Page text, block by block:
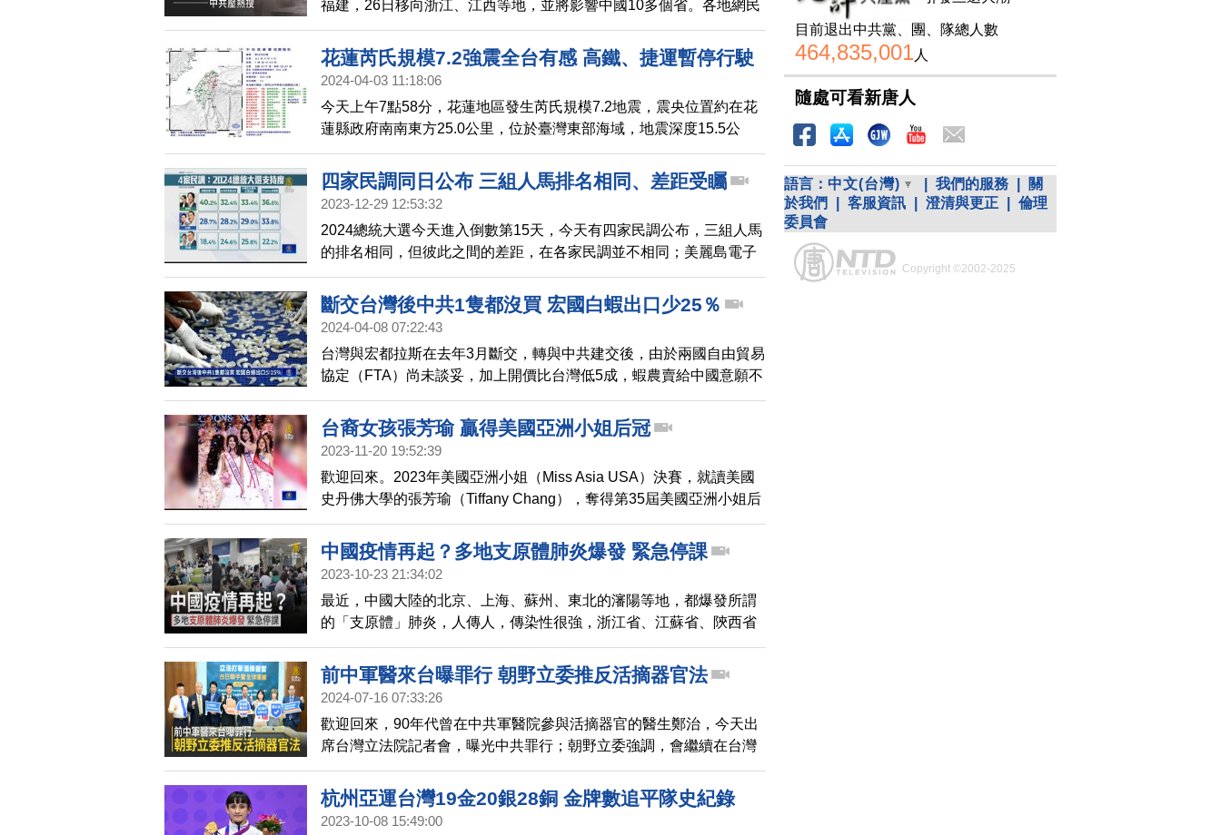
福建，26日移向浙江、江西等地，並將影響中國10多個省。各地網民
展示颱風造成的慘況，但中共淡化消息。來看詳情：
花蓮芮氏規模7.2強震全台有感 高鐵、捷運暫停行駛
2024-04-03 11:18:06
今天上午7點58分，花蓮地區發生芮氏規模7.2地震，震央位置約在花
蓮縣政府南南東方25.0公里，位於臺灣東部海域，地震深度15.5公
里。
四家民調同日公布 三組人馬排名相同、差距受矚
2023-12-29 12:53:32
2024總統大選今天進入倒數第15天，今天有四家民調公布，三組人馬
的排名相同，但彼此之間的差距，在各家民調並不相同；美麗島電子
報的數據指出，賴蕭配支持度為40.2％，侯趙配以28.7％居次，雙方
差距達11.5個百分點，柯吳配支持度為18.4％；另外，台灣民意基金
會的數據指出，賴蕭配支持度三成二，贏侯趙配四個百分點左右；而
另外《ETtoday》數據指出，賴蕭配以36.6％領先，侯趙配33.8％緊追
在後，雙方差距在3%的誤差範圍內，柯吳配則是以22.
斷交台灣後中共1隻都沒買 宏國白蝦出口少25％
2024-04-08 07:22:43
台灣與宏都拉斯在去年3月斷交，轉與中共建交後，由於兩國自由貿易
協定（FTA）尚未談妥，加上開價比台灣低5成，蝦農賣給中國意願不
高，加上台宏外交關係生變後，出口到台灣的白蝦必須課徵20%的關
稅，墨西哥對宏國蝦祭出禁令，宏都拉斯國家水產養殖者協會
（Andah）最新統計顯示，2024年第一季白蝦出口量為1697.6萬磅，
台裔女孩張芳瑜 贏得美國亞洲小姐后冠
2023-11-20 19:52:39
歡迎回來。2023年美國亞洲小姐（Miss Asia USA）決賽，就讀美國
史丹佛大學的張芳瑜（Tiffany Chang），奪得第35屆美國亞洲小姐后
冠。20歲的張芳瑜，代表台灣參賽，身上披的彩帶寫著Taiwan，穿著
類似古代漢服的服裝，她是台灣移民第二代，曾獲選2022台美小姐，
這次在亞洲小姐比賽中榮獲四個獎項。現場有上百名台僑，手舉中華
殊意義，希望透過這次的勝利能夠突顯台灣的地位。
中國疫情再起？多地支原體肺炎爆發 緊急停課
2023-10-23 21:34:02
最近，中國大陸的北京、上海、蘇州、東北的瀋陽等地，都爆發所謂
的「支原體」肺炎，人傳人，傳染性很強，浙江省、江蘇省、陝西省
等地，有多所學校的班級發布通知，緊急停課。
前中軍醫來台曝罪行 朝野立委推反活摘器官法
2024-07-16 07:33:26
歡迎回來，90年代曾在中共軍醫院參與活摘器官的醫生鄭治，今天出
席台灣立法院記者會，曝光中共罪行；朝野立委強調，會繼續在台灣
推動制定「打擊及防制活摘器官法」，美國、日本議員也錄影片表達
支持，共建法律防火牆。
杭州亞運台灣19金20銀28銅 金牌數追平隊史紀錄
2023-10-08 15:49:00
目前退出中共黨、團、隊總人數
464,835,001人
隨處可看新唐人
語言： 中文(台灣) 我們的服務
關
於我們
客服資訊 澄清與更正
倫理
委員會
Copyright ©2002-2025